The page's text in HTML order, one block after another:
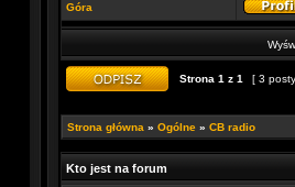
Góra
Strona 1 z 1 [ 3
Strona główna » Ogólne » CB radio
Kto jest na forum